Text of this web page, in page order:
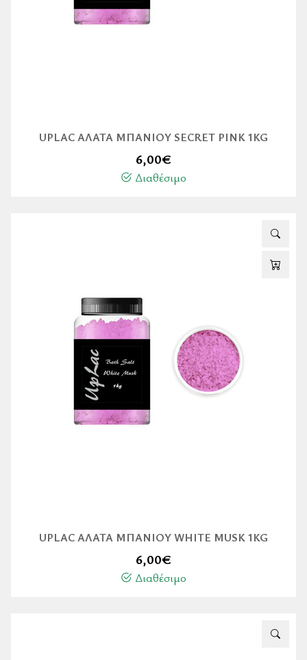
UPLAC ΆΛΑΤΑ ΜΠΆΝΙΟΥ SECRET PINK 1KG
6,00€
Διαθέσιμο
UPLAC ΆΛΑΤΑ ΜΠΆΝΙΟΥ WHITE MUSK 1KG
6,00€
Διαθέσιμο